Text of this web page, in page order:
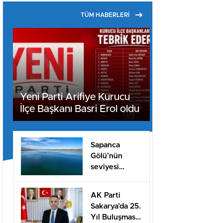
TÜM HABERLERİ
Yeni Parti Arifiye Kurucu
İlçe Başkanı Basri Erol oldu
Sapanca
Gölü’nün
seviyesi
üzerinde
AK Parti
Sakarya’da 25.
Yıl Buluşması